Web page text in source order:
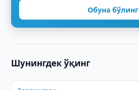
Обуна бўлинг
Шунингдек ўқинг